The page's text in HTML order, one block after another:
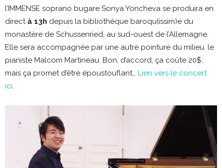
l’IMMENSE soprano bugare Sonya Yoncheva se produira en
direct à 13h depuis la bibliothèque baroqu(issim)e du
monastère de Schussenried, au sud-ouest de l’Allemagne.
Elle sera accompagnée par une autre pointure du milieu, le
pianiste Malcom Martineau. Bon, d’accord, ça coûte 20$,
mais ça promet d’être époustouflant… Lien vers le concert
ici.